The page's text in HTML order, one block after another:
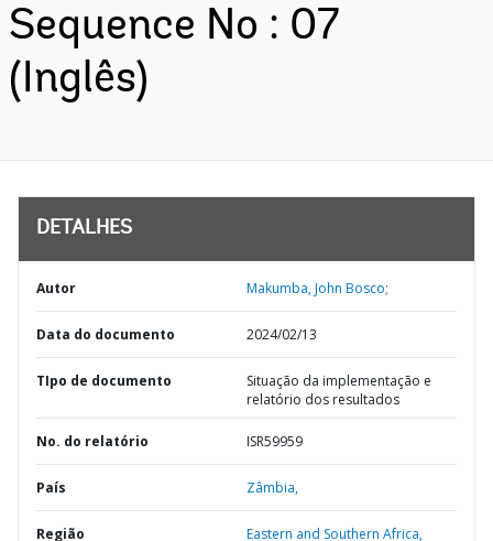
Sequence No : 07
(Inglês)
DETALHES
Autor Makumba, John Bosco;
Data do documento 2024/02/13
TIpo de documento
Situação da implementação e
relatório dos resultados
No. do relatório ISR59959
País Zâmbia,
Região Eastern and Southern Africa,